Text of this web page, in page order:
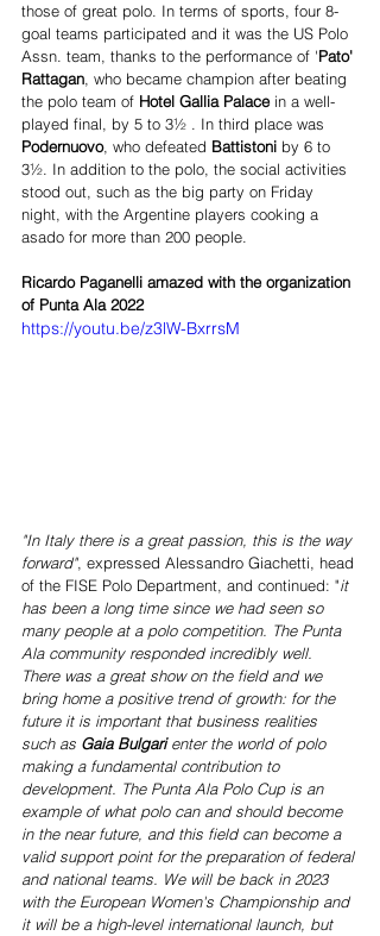
those of great polo. In terms of sports, four 8-
goal teams participated and it was the US Polo
Assn. team, thanks to the performance of 'Pato'
Rattagan, who became champion after beating
the polo team of Hotel Gallia Palace in a well-
played final, by 5 to 3½ . In third place was
Podernuovo, who defeated Battistoni by 6 to
3½. In addition to the polo, the social activities
stood out, such as the big party on Friday
night, with the Argentine players cooking a
asado for more than 200 people.
Ricardo Paganelli amazed with the organization
of Punta Ala 2022
https://youtu.be/z3lW-BxrrsM
"In Italy there is a great passion, this is the way
forward", expressed Alessandro Giachetti, head
of the FISE Polo Department, and continued: "it
has been a long time since we had seen so
many people at a polo competition. The Punta
Ala community responded incredibly well.
There was a great show on the field and we
bring home a positive trend of growth: for the
future it is important that business realities
such as Gaia Bulgari enter the world of polo
making a fundamental contribution to
development. The Punta Ala Polo Cup is an
example of what polo can and should become
in the near future, and this field can become a
valid support point for the preparation of federal
and national teams. We will be back in 2023
with the European Women's Championship and
it will be a high-level international launch, but